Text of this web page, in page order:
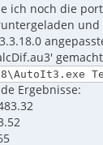
ich noch die
Ergebnisse: